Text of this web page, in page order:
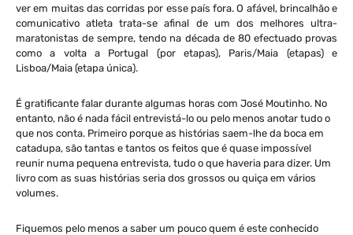
ver em muitas das corridas por esse país fora. O afável, brincalhão e
comunicativo atleta trata-se afinal de um dos melhores ultra-
maratonistas de sempre, tendo na década de 80 efectuado provas
como a volta a Portugal (por etapas), Paris/Maia (etapas) e
Lisboa/Maia (etapa única).
É gratificante falar durante algumas horas com José Moutinho. No
entanto, não é nada fácil entrevistá-lo ou pelo menos anotar tudo o
que nos conta. Primeiro porque as histórias saem-lhe da boca em
catadupa, são tantas e tantos os feitos que é quase impossível
reunir numa pequena entrevista, tudo o que haveria para dizer. Um
livro com as suas histórias seria dos grossos ou quiça em vários
volumes.
Fiquemos pelo menos a saber um pouco quem é este conhecido